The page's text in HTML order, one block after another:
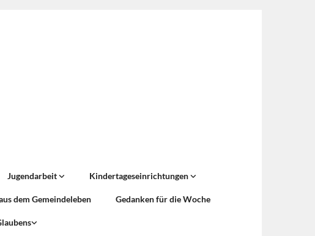
Jugendarbeit Kindertageseinrichtungen
dem Gemeindeleben Gedanken für die Woche